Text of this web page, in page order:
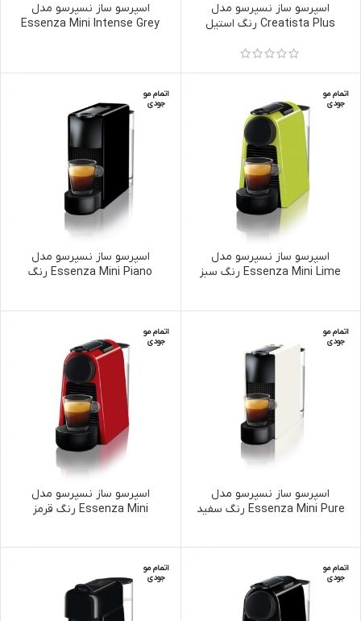
اسپرسو ساز نسپرسو مدل
Creatista Plus رنگ استیل
اسپرسو ساز نسپرسو مدل
Essenza Mini Intense Grey
اتمام مو
جودی
اسپرسو ساز نسپرسو مدل
Essenza Mini Lime رنگ سبز
اتمام مو
جودی
اسپرسو ساز نسپرسو مدل
Essenza Mini Piano رنگ
اتمام مو
جودی
اسپرسو ساز نسپرسو مدل
Essenza Mini Pure رنگ سفید
اتمام مو
جودی
اسپرسو ساز نسپرسو مدل
Essenza Mini رنگ قرمز
اتمام مو
جودی
اتمام مو
جودی